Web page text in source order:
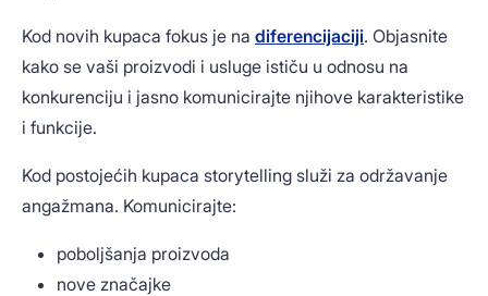
Kod novih kupaca fokus je na diferencijaciji. Objasnite
kako se vaši proizvodi i usluge ističu u odnosu na
konkurenciju i jasno komunicirajte njihove karakteristike
i funkcije.
Kod postojećih kupaca storytelling služi za održavanje
angažmana. Komunicirajte:
poboljšanja proizvoda
nove značajke